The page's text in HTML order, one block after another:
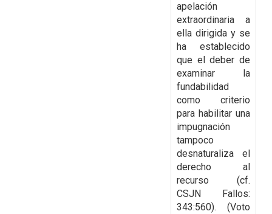
apelación
extraordinaria a
ella dirigida y se
ha establecido
que el deber de
examinar la
fundabilidad
como criterio
para habilitar una
impugnación
tampoco
desnaturaliza el
derecho al
recurso (cf.
CSJN Fallos:
343:560). (Voto